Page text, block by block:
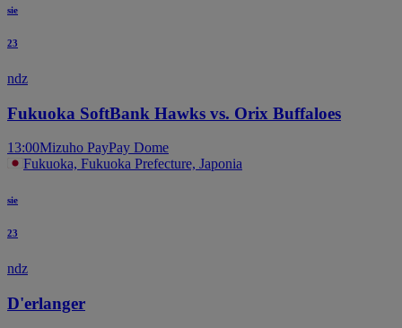
sie
23
ndz
Fukuoka SoftBank Hawks vs. Orix Buffaloes
13:00Mizuho PayPay Dome
Fukuoka, Fukuoka Prefecture, Japonia
sie
23
ndz
D'erlanger